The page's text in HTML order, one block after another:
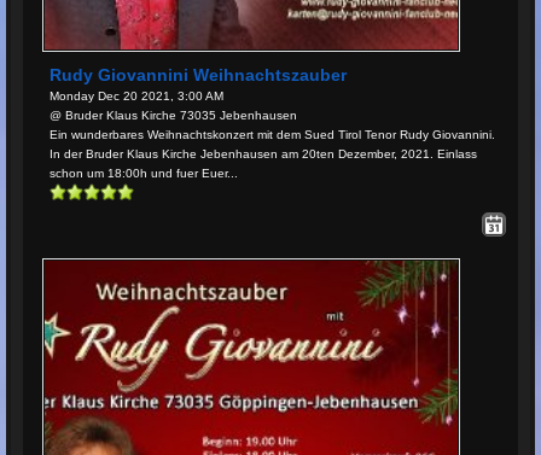
Rudy Giovannini Weihnachtszauber
Monday Dec 20 2021, 3:00 AM
@ Bruder Klaus Kirche 73035 Jebenhausen
Ein wunderbares Weihnachtskonzert mit dem Sued Tirol Tenor Rudy Giovannini.
In der Bruder Klaus Kirche Jebenhausen am 20ten Dezember, 2021. Einlass
schon um 18:00h und fuer Euer...